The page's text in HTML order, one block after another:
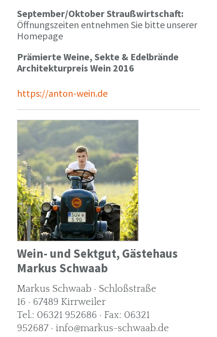
September/Oktober Straußwirtschaft:
Öffnungszeiten entnehmen Sie bitte unserer
Homepage
Prämierte Weine, Sekte & Edelbrände
Architekturpreis Wein 2016
https://anton-wein.de
Wein- und Sektgut, Gästehaus
Markus Schwaab
Markus Schwaab · Schloßstraße
16 · 67489 Kirrweiler
Tel.: 06321 952686 · Fax: 06321
952687 · info@markus-schwaab.de